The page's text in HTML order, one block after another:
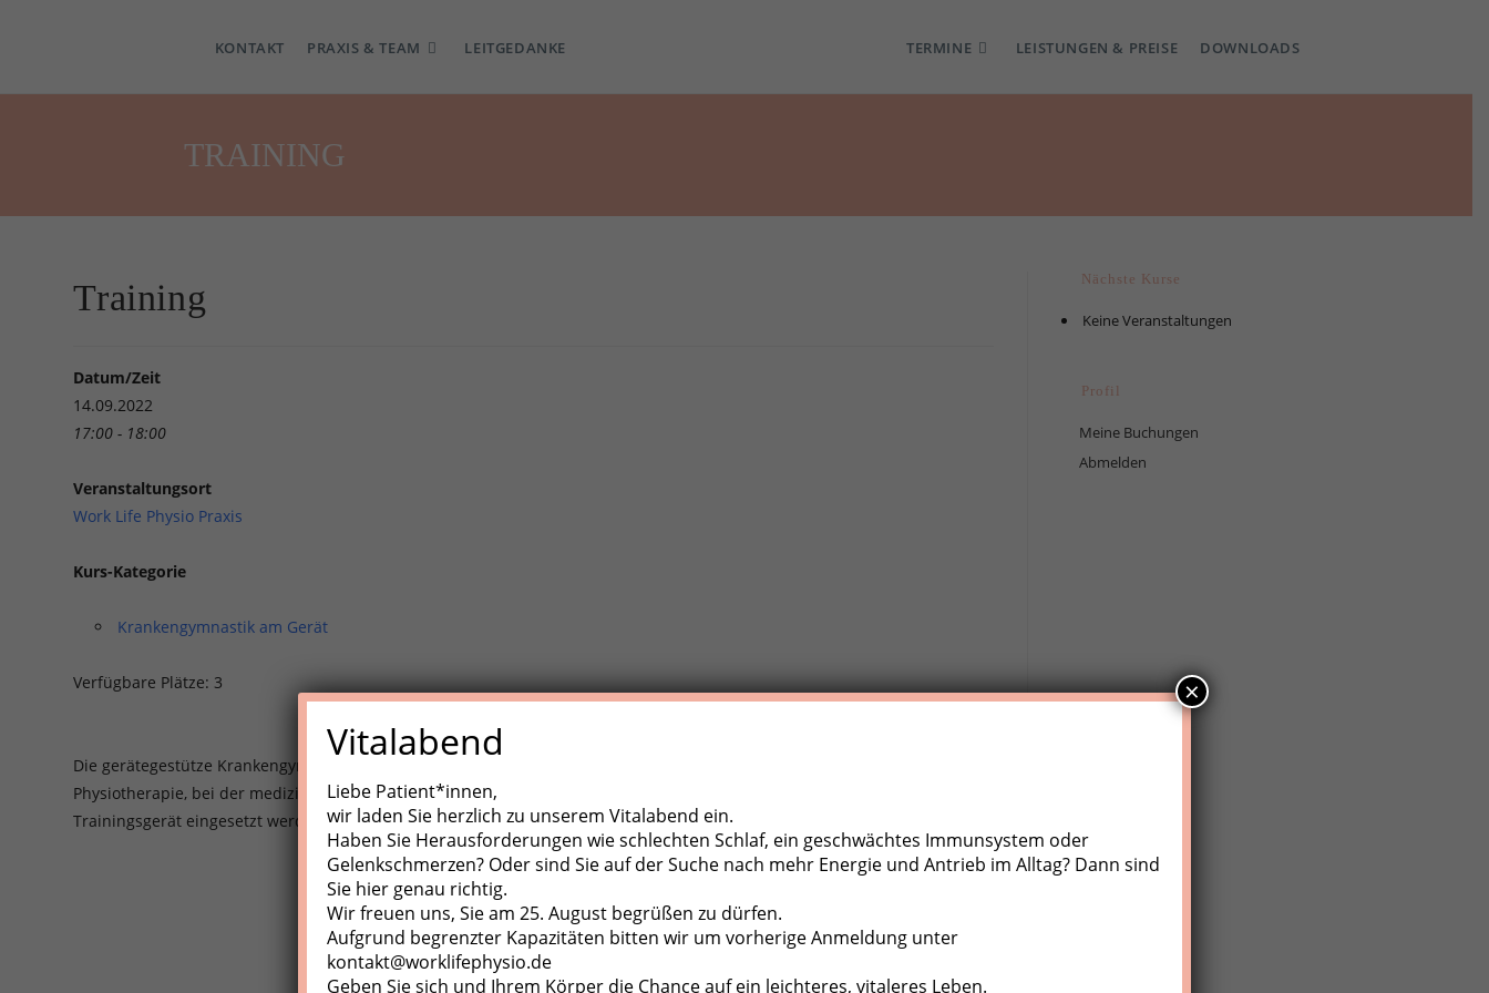
KONTAKT PRAXIS & TEAM LEITGEDANKE TERMINE LEISTUNGEN & PREISE DOWNLOADS
TRAINING
Training
Datum/Zeit
14.09.2022
17:00 - 18:00
Veranstaltungsort
Work Life Physio Praxis
Kurs-Kategorie
Krankengymnastik am Gerät
Verfügbare Plätze: 3
Die gerätegestütze Krankengynmnastik (KGG)/Medizinische Trainigstherapie (MTT) ist eine aktive Behandlungsform der
Physiotherapie, bei der medizinische Trainingsgeräte, Zugapparate, diverse Kleingeräte und der eigene Körper als
Trainingsgerät eingesetzt werden.
Nächste Kurse
Keine Veranstaltungen
Profil
Meine Buchungen
Abmelden
Vitalabend
Liebe Patient*innen,
wir laden Sie herzlich zu unserem Vitalabend ein.
Haben Sie Herausforderungen wie schlechten Schlaf, ein geschwächtes Immunsystem oder
Gelenkschmerzen? Oder sind Sie auf der Suche nach mehr Energie und Antrieb im Alltag? Dann sind
Sie hier genau richtig.
Wir freuen uns, Sie am 25. August begrüßen zu dürfen.
Aufgrund begrenzter Kapazitäten bitten wir um vorherige Anmeldung unter
kontakt@worklifephysio.de
Geben Sie sich und Ihrem Körper die Chance auf ein leichteres, vitaleres Leben.
×